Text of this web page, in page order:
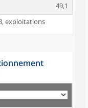
49,1
exploitations